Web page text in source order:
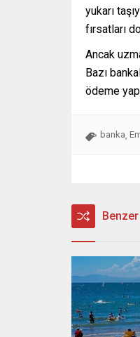
yukarı
fırsatları
Ancak
Bazı
ödeme
banka